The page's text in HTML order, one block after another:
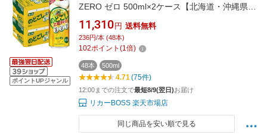
ポイントUPジャンル
ZERO ゼロ 500ml×2ケース【北海道・沖縄県・
東北・四国・九州地方は必ず送料が掛かりま
す】
11,310 円 送料無料
236円/本 (48本)
102ポイント (1倍)
48本 500ml
4.71(75件)
12:00までの注文で最短8/9(翌日)お届け
リカーBOSS 楽天市場店
同じ商品を安い順で見る